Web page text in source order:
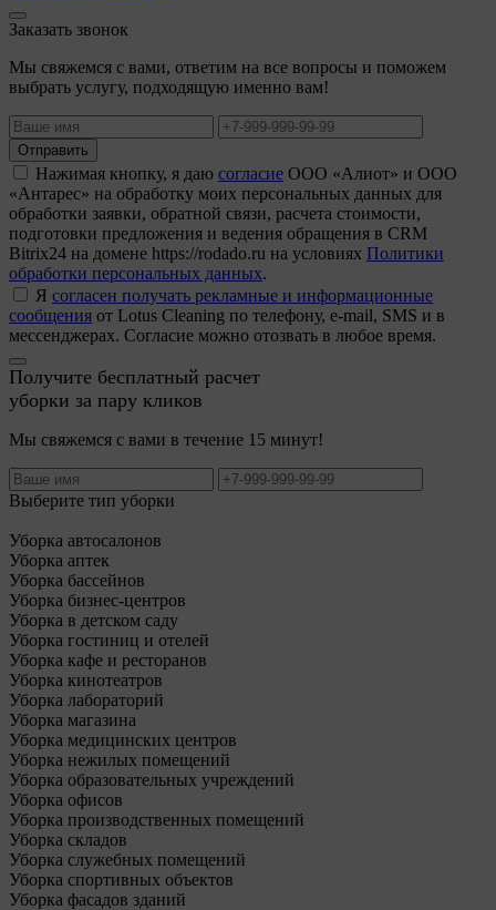
Заказать звонок
Мы свяжемся с вами, ответим на все вопросы и поможем
выбрать услугу, подходящую именно вам!
Отправить
Нажимая кнопку, я даю согласие ООО «Алиот» и ООО
«Антарес» на обработку моих персональных данных для
обработки заявки, обратной связи, расчета стоимости,
подготовки предложения и ведения обращения в CRM
Bitrix24 на домене https://rodado.ru на условиях Политики
обработки персональных данных.
Я согласен получать рекламные и информационные
сообщения от Lotus Cleaning по телефону, e-mail, SMS и в
мессенджерах. Согласие можно отозвать в любое время.
Получите бесплатный расчет
уборки за пару кликов
Мы свяжемся с вами в течение 15 минут!
Выберите тип уборки
Уборка автосалонов
Уборка аптек
Уборка бассейнов
Уборка бизнес-центров
Уборка в детском саду
Уборка гостиниц и отелей
Уборка кафе и ресторанов
Уборка кинотеатров
Уборка лабораторий
Уборка магазина
Уборка медицинских центров
Уборка нежилых помещений
Уборка образовательных учреждений
Уборка офисов
Уборка производственных помещений
Уборка складов
Уборка служебных помещений
Уборка спортивных объектов
Уборка фасадов зданий